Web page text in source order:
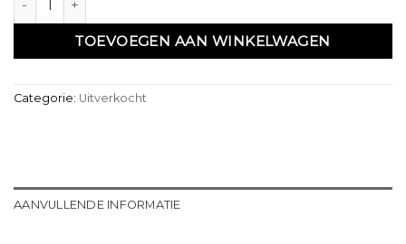
TOEVOEGEN AAN WINKELWAGEN
Categorie: Uitverkocht
AANVULLENDE INFORMATIE